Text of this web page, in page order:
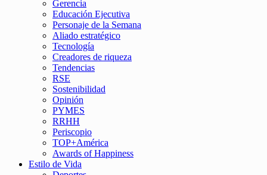
Gerencia
Educación Ejecutiva
Personaje de la Semana
Aliado estratégico
Tecnología
Creadores de riqueza
Tendencias
RSE
Sostenibilidad
Opinión
PYMES
RRHH
Periscopio
TOP+América
Awards of Happiness
Estilo de Vida